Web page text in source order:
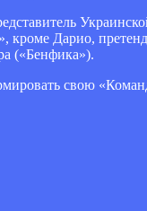
кроме Дарио,
(«Бенфика»).
свою